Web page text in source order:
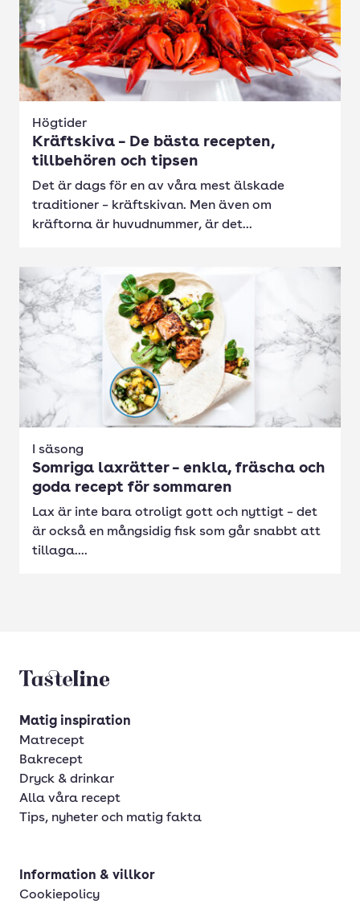
Högtider
Kräftskiva – De bästa recepten,
tillbehören och tipsen
Det är dags för en av våra mest älskade
traditioner – kräftskivan. Men även om
kräftorna är huvudnummer, är det...
I säsong
Somriga laxrätter – enkla, fräscha och
goda recept för sommaren
Lax är inte bara otroligt gott och nyttigt – det
är också en mångsidig fisk som går snabbt att
tillaga....
Tasteline startsida
Matig inspiration
Matrecept
Bakrecept
Dryck & drinkar
Alla våra recept
Tips, nyheter och matig fakta
Information & villkor
Cookiepolicy